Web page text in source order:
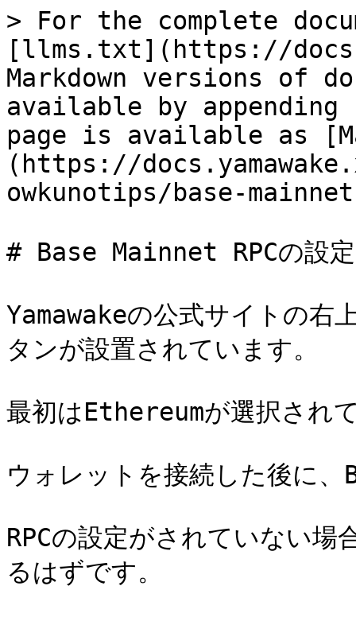
> For the complete
[llms.txt](https://
Markdown versions of
available by
page is available as
(https://
owkunotips/base-
# Base Mainnet RPCの設定
Yamawakeの公式サイトの右
タンが設置されています。
最初はEthereumが選択され
ウォレットを接続した後に
RPCの設定がされていない場
るはずです。